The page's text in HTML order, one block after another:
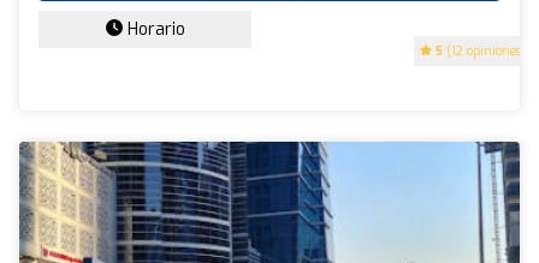
5 (12 opiniones)
Horario